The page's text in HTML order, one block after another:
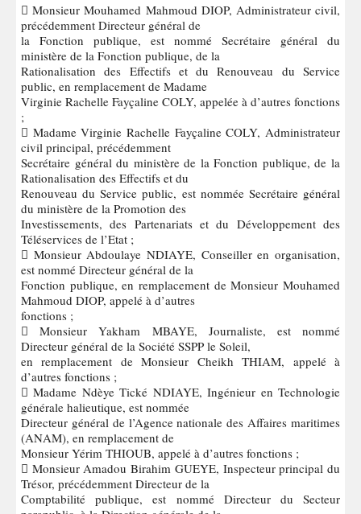
 Monsieur Mouhamed Mahmoud DIOP, Administrateur civil,
précédemment Directeur général de
la Fonction publique, est nommé Secrétaire général du
ministère de la Fonction publique, de la
Rationalisation des Effectifs et du Renouveau du Service
public, en remplacement de Madame
Virginie Rachelle Fayçaline COLY, appelée à d’autres fonctions
;
 Madame Virginie Rachelle Fayçaline COLY, Administrateur
civil principal, précédemment
Secrétaire général du ministère de la Fonction publique, de la
Rationalisation des Effectifs et du
Renouveau du Service public, est nommée Secrétaire général
du ministère de la Promotion des
Investissements, des Partenariats et du Développement des
Téléservices de l’Etat ;
 Monsieur Abdoulaye NDIAYE, Conseiller en organisation,
est nommé Directeur général de la
Fonction publique, en remplacement de Monsieur Mouhamed
Mahmoud DIOP, appelé à d’autres
fonctions ;
 Monsieur Yakham MBAYE, Journaliste, est nommé
Directeur général de la Société SSPP le Soleil,
en remplacement de Monsieur Cheikh THIAM, appelé à
d’autres fonctions ;
 Madame Ndèye Tické NDIAYE, Ingénieur en Technologie
générale halieutique, est nommée
Directeur général de l’Agence nationale des Affaires maritimes
(ANAM), en remplacement de
Monsieur Yérim THIOUB, appelé à d’autres fonctions ;
 Monsieur Amadou Birahim GUEYE, Inspecteur principal du
Trésor, précédemment Directeur de la
Comptabilité publique, est nommé Directeur du Secteur